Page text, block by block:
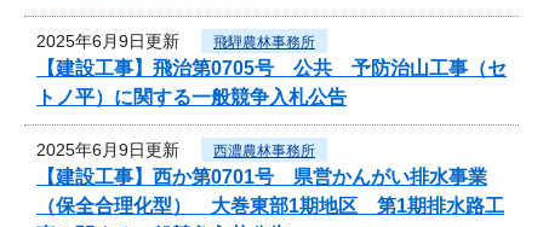
2025年6月9日更新 飛騨農林事務所
【建設工事】飛治第0705号 公共 予防治山工事（セ
トノ平）に関する一般競争入札公告
2025年6月9日更新 西濃農林事務所
【建設工事】西か第0701号 県営かんがい排水事業
（保全合理化型） 大巻東部1期地区 第1期排水路工